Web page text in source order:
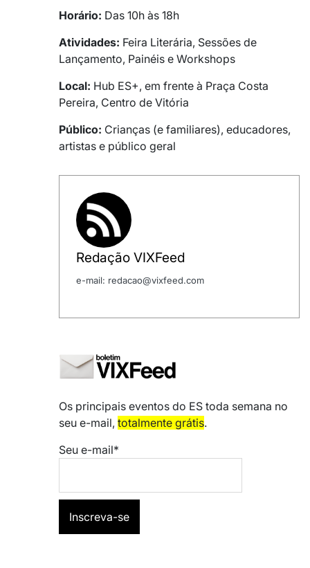
Horário: Das 10h às 18h
Atividades: Feira Literária, Sessões de
Lançamento, Painéis e Workshops
Local: Hub ES+, em frente à Praça Costa
Pereira, Centro de Vitória
Público: Crianças (e familiares), educadores,
artistas e público geral
Redação VIXFeed
e-mail: redacao@vixfeed.com
Os principais eventos do ES toda semana no
seu e-mail, totalmente grátis.
Seu e-mail*